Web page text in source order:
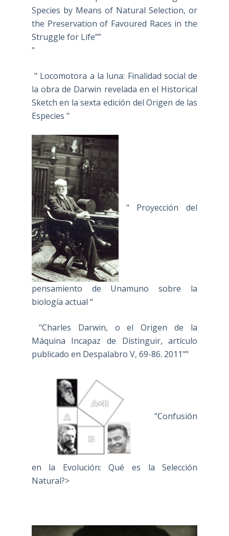
Species by Means of Natural Selection, or
the Preservation of Favoured Races in the
Struggle for Life””
"
" Locomotora a la luna: Finalidad social de
la obra de Darwin revelada en el Historical
Sketch en la sexta edición del Origen de las
Especies "
" Proyección del
pensamiento de Unamuno sobre la
biología actual “
"Charles Darwin, o el Origen de la
Máquina Incapaz de Distinguir, artículo
publicado en Despalabro V, 69-86. 2011""
"Confusión
en la Evolución: Qué es la Selección
Natural?>